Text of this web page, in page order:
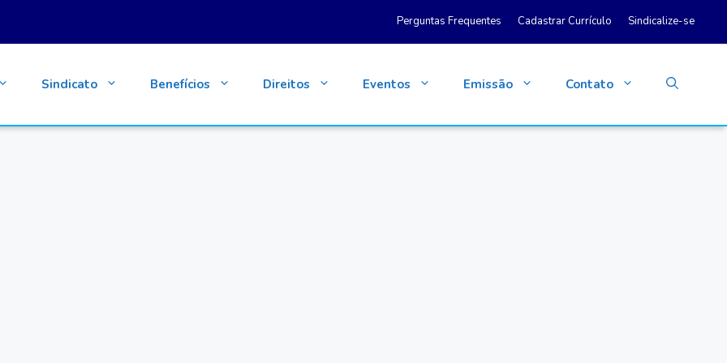
Perguntas Frequentes Cadastrar Currículo Sindicalize-se
Sindicato Benefícios Direitos Eventos Emissão Contato